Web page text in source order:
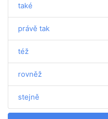
také
právě tak
též
rovněž
stejně